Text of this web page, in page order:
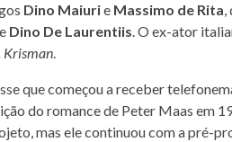
Dino Maiurie Massimo de Rita,
e Dino De Laurentiis. O ex-ator
Krisman.
que começou a receber
do romance de Peter Maas em
mas ele continuou com a pré-